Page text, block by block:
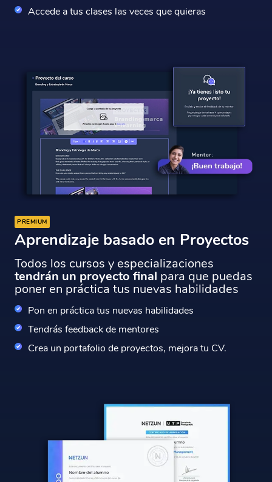
Accede a tus clases las veces que quieras
PREMIUM
Aprendizaje basado en Proyectos
Todos los cursos y especializaciones
tendrán un proyecto final para que puedas
poner en práctica tus nuevas habilidades
Pon en práctica tus nuevas habilidades
Tendrás feedback de mentores
Crea un portafolio de proyectos, mejora tu CV.